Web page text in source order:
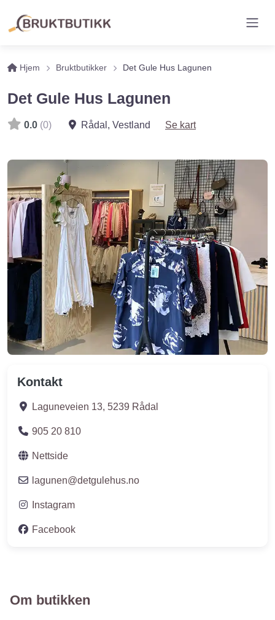
Hjem Bruktbutikker Det Gule Hus Lagunen
Det Gule Hus Lagunen
0.0 (0) Rådal , Vestland Se kart
Kontakt
Laguneveien 13, 5239 Rådal
905 20 810
Nettside
lagunen@detgulehus.no
Instagram
Facebook
Om butikken